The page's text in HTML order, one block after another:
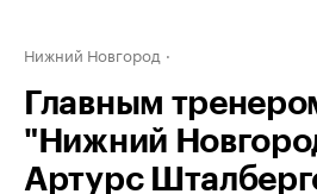
Нижний Новгород
Главным
"Нижний
Артурс